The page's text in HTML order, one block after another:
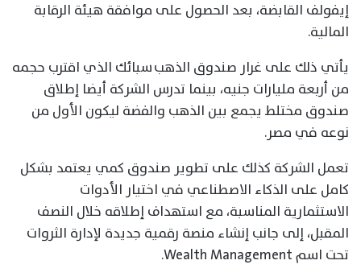
إيفولف القابضة، بعد الحصول على موافقة هيئة الرقابة
المالية.
يأتي ذلك على غرار صندوق الذهب سبائك الذي اقترب حجمه
من أربعة مليارات جنيه، بينما تدرس الشركة أيضا إطلاق
صندوق مختلط يجمع بين الذهب والفضة ليكون الأول من
نوعه في مصر.
تعمل الشركة كذلك على تطوير صندوق كمي يعتمد بشكل
كامل على الذكاء الاصطناعي في اختيار الأدوات
الاستثمارية المناسبة، مع استهداف إطلاقه خلال النصف
المقبل، إلى جانب إنشاء منصة رقمية جديدة لإدارة الثروات
تحت اسم Wealth Management.